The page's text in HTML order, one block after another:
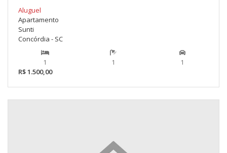
Aluguel
Apartamento
Sunti
Concórdia - SC
1 1
1
R$ 1.500,00